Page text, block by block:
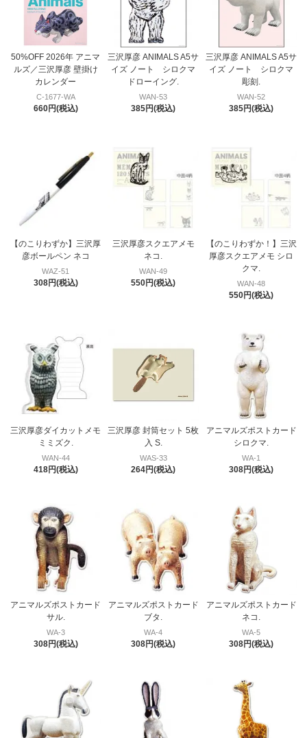
50%OFF 2026年 アニマ
ルズ／三沢厚彦 壁掛け
カレンダー
C-1677-WA
660円(税込)
三沢厚彦 ANIMALS A5サ
イズ ノート シロクマ
ドローイング.
WAN-53
385円(税込)
三沢厚彦 ANIMALS A5サ
イズ ノート シロクマ
彫刻.
WAN-52
385円(税込)
【のこりわずか】三沢厚
彦ボールペン ネコ
WAZ-51
308円(税込)
三沢厚彦スクエアメモ
ネコ.
WAN-49
550円(税込)
【のこりわずか！】三沢
厚彦スクエアメモ シロ
クマ.
WAN-48
550円(税込)
三沢厚彦ダイカットメモ
ミミズク.
WAN-44
418円(税込)
三沢厚彦 封筒セット 5枚
入 S.
WAS-33
264円(税込)
アニマルズポストカード
シロクマ.
WA-1
308円(税込)
アニマルズポストカード
サル.
WA-3
308円(税込)
アニマルズポストカード
ブタ.
WA-4
308円(税込)
アニマルズポストカード
ネコ.
WA-5
308円(税込)